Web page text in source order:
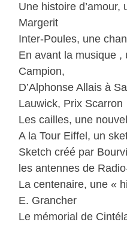
Une histoire
Margerit
Inter-Poules, une
En avant la musique ,
Campion,
D’Alphonse Allais à
Lauwick, Prix Scarron
Les cailles, une
A la Tour Eiffel, un
Sketch créé par
les antennes de
La centenaire, une «
E. Grancher
Le mémorial de